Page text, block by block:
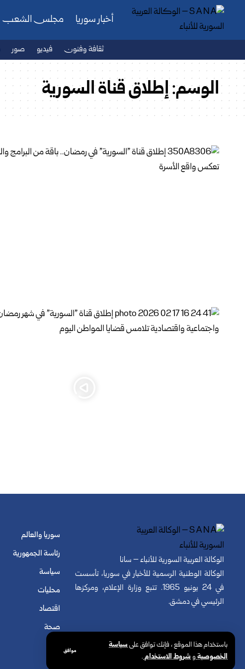
باستخدام هذا الموقع ، فإنك توافق علىسياسة
الخصوصيةوشروط الاستخدام.
موافق
أخبار سوريا مجلس الشعب
ثقافة وفنون فيديو صور
الوسم:إطلاق قناة السورية
الوكالة العربية السورية للأنباء – سانا
الوكالة الوطنية الرسمية للأخبار في سوريا، تأسست
في 24 يونيو 1965. تتبع وزارة الإعلام، ومركزها
الرئيسي في دمشق.
سوريا والعالم
رئاسة الجمهورية
سياسة
محليات
اقتصاد
صحة